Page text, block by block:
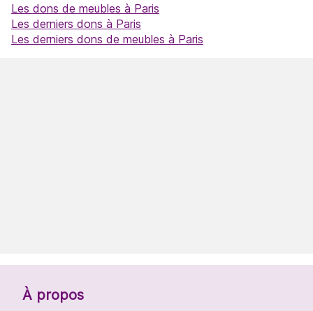
Les dons de meubles à Paris
Les derniers dons à Paris
Les derniers dons de meubles à Paris
À propos